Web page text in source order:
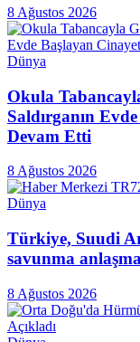
8 Ağustos 2026
Dünya
Okula
Saldırganın
Devam Etti
8 Ağustos 2026
Dünya
Türkiye, Suudi
savunma
8 Ağustos 2026